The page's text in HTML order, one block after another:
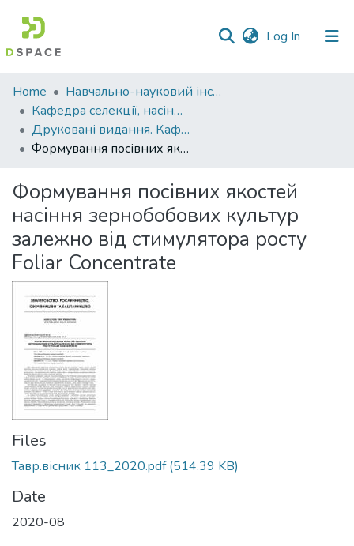
Log In (current)
Communities
&
Collections
All of DSpace
Statistics
Home
Навчально-науковий інститут агротехнологій, селекції та екології
Кафедра селекції, насінництва і генетики
Друковані видання. Кафедра селекції, насінництва і генетики
Формування посівних якостей насіння зернобобових культур залежно від стимулятора росту Foliar Concentrate
Формування посівних якостей
насіння зернобобових культур
залежно від стимулятора росту
Foliar Concentrate
Files
Тавр.вісник 113_2020.pdf(514.39 KB)
Date
2020-08